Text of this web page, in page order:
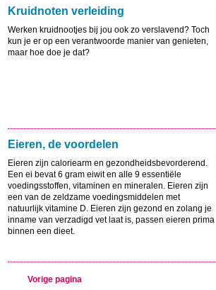
Kruidnoten verleiding
Werken kruidnootjes bij jou ook zo verslavend? Toch
kun je er op een verantwoorde manier van genieten,
maar hoe doe je dat?
Eieren, de voordelen
Eieren zijn caloriearm en gezondheidsbevorderend.
Een ei bevat 6 gram eiwit en alle 9 essentiële
voedingsstoffen, vitaminen en mineralen. Eieren zijn
een van de zeldzame voedingsmiddelen met
natuurlijk vitamine D. Eieren zijn gezond en zolang je
inname van verzadigd vet laat is, passen eieren prima
binnen een dieet.
Vorige pagina